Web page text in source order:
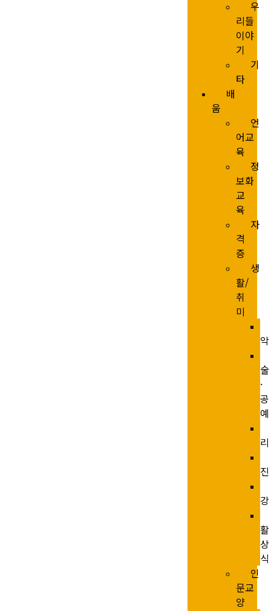
우
리들
이야
기
기
타
배
움
언
어교
육
정
보화
교
육
자
격
증
생
활/
취
미
악
술
·
공
예
리
진
강
활
상
식
인
문교
양